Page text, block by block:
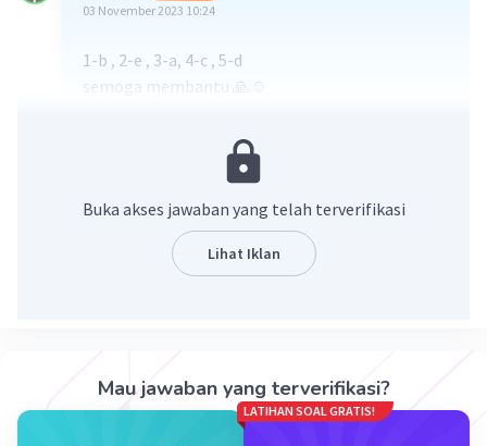
03 November 2023 10:24
1-b , 2-e , 3-a, 4-c , 5-d
semoga membantu 🙏☺️
Buka akses jawaban yang telah terverifikasi
Lihat Iklan
Mau jawaban yang terverifikasi?
LATIHAN SOAL GRATIS!